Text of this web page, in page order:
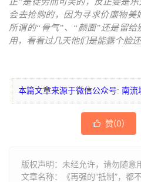
会去抢购的，因为寻求价廉物美
所谓的“骨气”、“颜面”还是留
用，看看过几天他们是能露个脸还
本篇文章来源于微信公众号: 南流
 赞(0)
版权声明：未经允许，请勿随意
文章名称：《再强的“抵制”，都